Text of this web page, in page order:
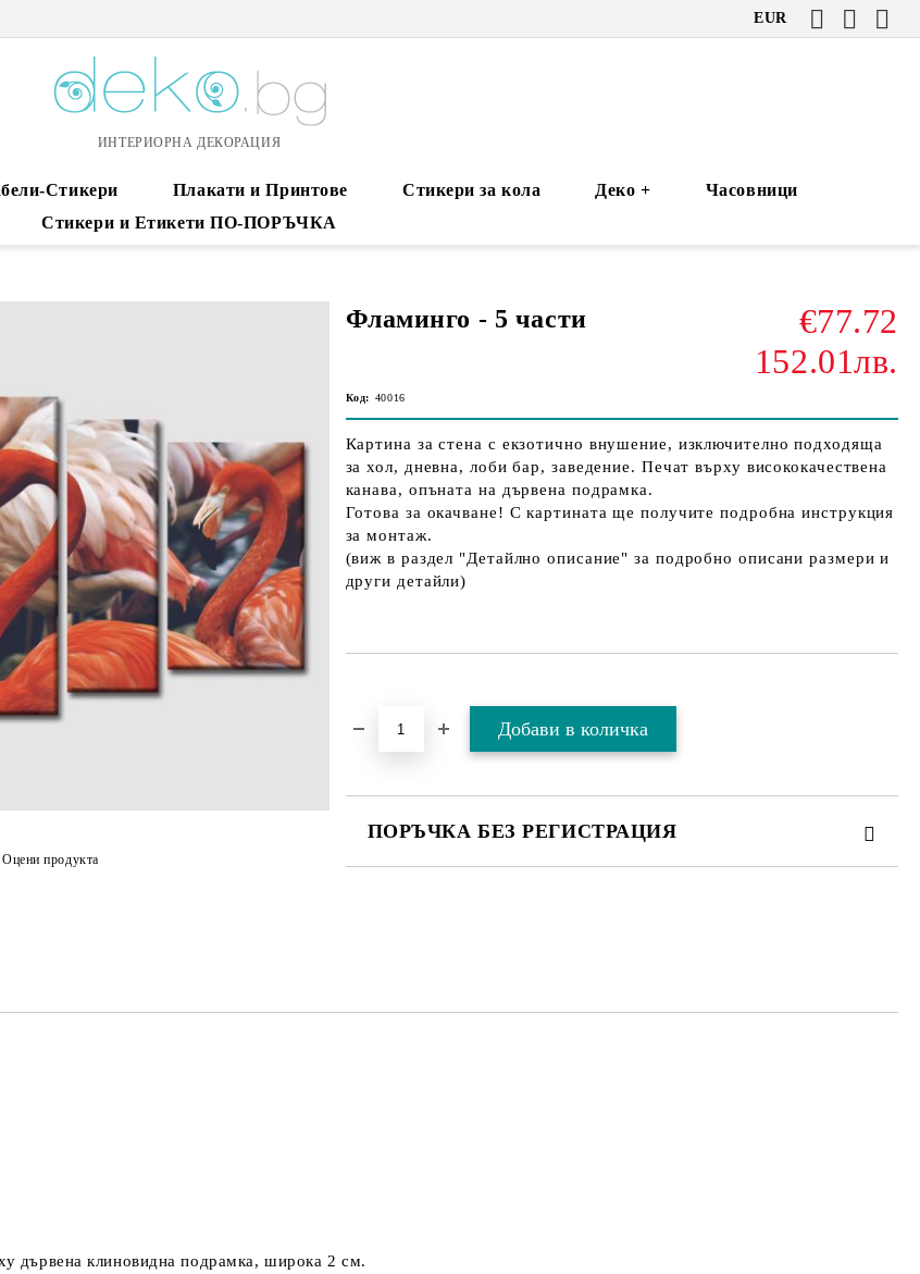
EUR
ИНТЕРИОРНА ДЕКОРАЦИЯ
Стикери Плакати и Принтове Стикери за кола Деко +
Часовници
Стикери и Етикети ПО-ПОРЪЧКА
Фламинго - 5 части
€77.72
152.01лв.
Код: 40016
Картина за стена с екзотично внушение, изключително подходяща
за хол, дневна, лоби бар, заведение. Печат върху висококачествена
канава, опъната на дървена подрамка.
Готова за окачване! С картината ще получите подробна инструкция
за монтаж.
(виж в раздел "Детайлно описание" за подробно описани размери и
други детайли)
ПОРЪЧКА БЕЗ РЕГИСТРАЦИЯ
Оцени продукта
дървена клиновидна подрамка, широка 2 см.